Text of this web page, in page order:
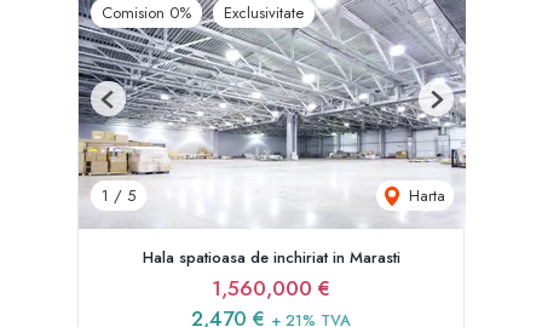
Comision 0% Exclusivitate
1 / 5 Harta
Previous Next
Hala spatioasa de inchiriat in Marasti
1,560,000 €
2,470 € + 21% TVA